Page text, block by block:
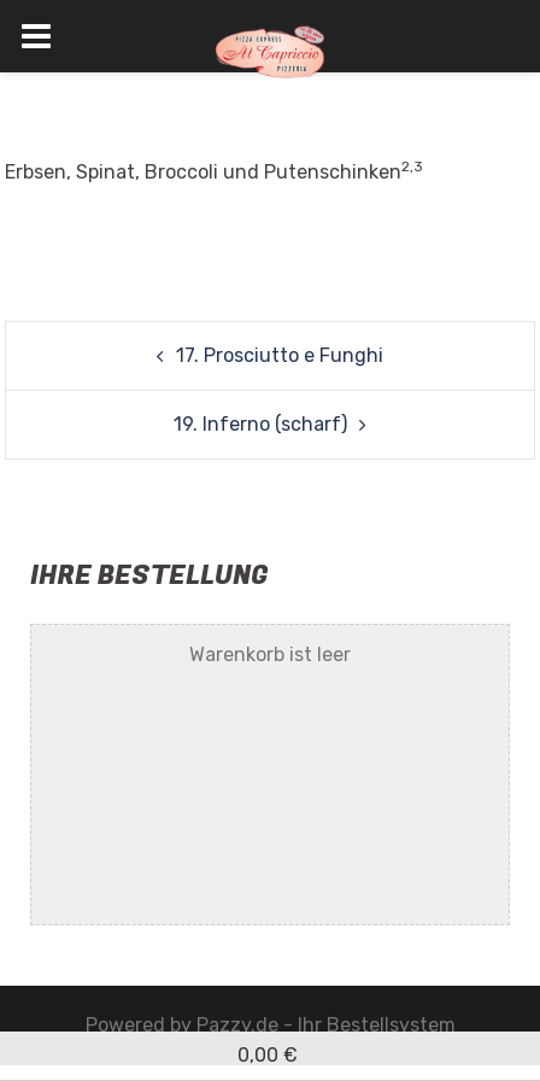
Erbsen, Spinat, Broccoli und Putenschinken2,3
Post
navigation
17. Prosciutto e Funghi
19. Inferno (scharf)
IHRE BESTELLUNG
Warenkorb ist leer
Powered by Pazzy.de - Ihr Bestellsystem
0,00 €